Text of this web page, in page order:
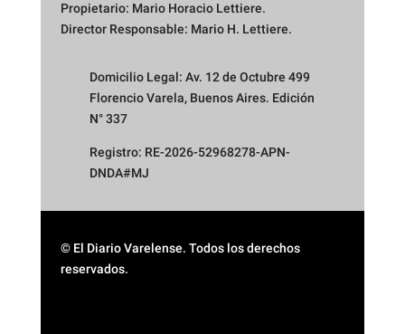
Propietario: Mario Horacio Lettiere.
Director Responsable: Mario H. Lettiere.
Domicilio Legal: Av. 12 de Octubre 499
Florencio Varela, Buenos Aires. Edición
N° 337
Registro: RE-2026-52968278-APN-
DNDA#MJ
© El Diario Varelense. Todos los derechos
reservados.